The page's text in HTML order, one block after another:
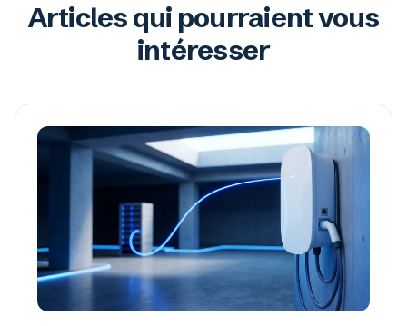
Articles qui pourraient vous
intéresser